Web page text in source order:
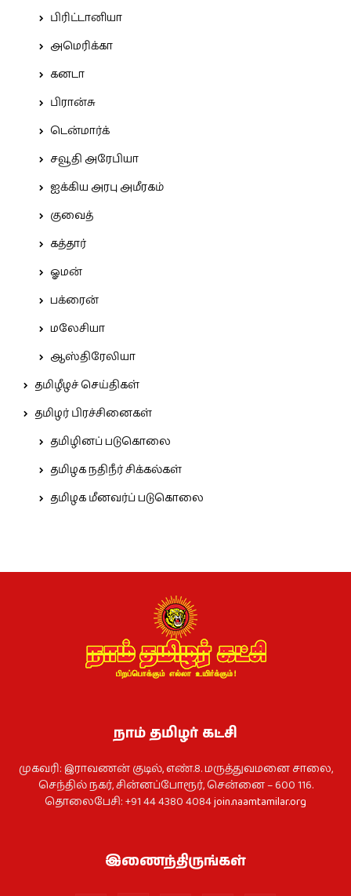
பிரிட்டானியா
அமெரிக்கா
கனடா
பிரான்சு
டென்மார்க்
சவூதி அரேபியா
ஐக்கிய அரபு அமீரகம்
குவைத்
கத்தார்
ஓமன்
பக்ரைன்
மலேசியா
ஆஸ்திரேலியா
தமிழீழச் செய்திகள்
தமிழர் பிரச்சினைகள்
தமிழினப் படுகொலை
தமிழக நதிநீர் சிக்கல்கள்
தமிழக மீனவர்ப் படுகொலை
நாம் தமிழர் கட்சி
முகவரி: இராவணன் குடில், எண்.8. மருத்துவமனை சாலை,
செந்தில் நகர், சின்னப்போரூர், சென்னை – 600 116.
தொலைபேசி: +91 44 4380 4084join.naamtamilar.org
இணைந்திருங்கள்